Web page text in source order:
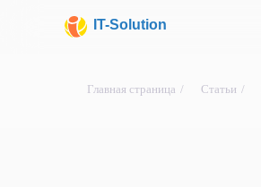
IT-Solution
Главная страница / Статьи /